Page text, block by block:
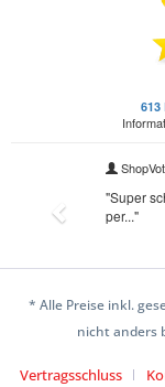
* Alle Preise inkl.
nicht anders
Vertragsschluss